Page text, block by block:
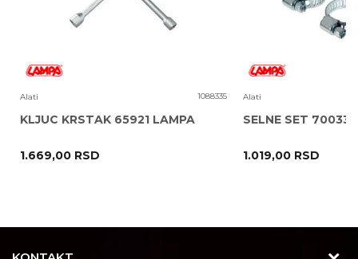
POŠALJI
Alati 1088335
KLJUC KRSTAK 65921 LAMPA
1.669,00 RSD
Alati
SELNE SET 70033
1.019,00 RSD